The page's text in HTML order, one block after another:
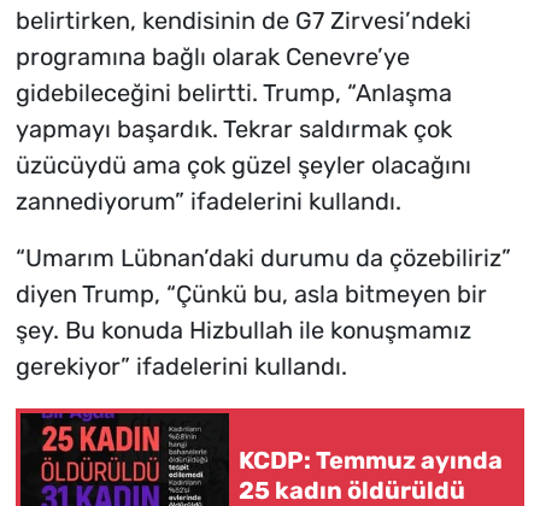
belirtirken, kendisinin de G7 Zirvesi’ndeki
programına bağlı olarak Cenevre’ye
gidebileceğini belirtti. Trump, “Anlaşma
yapmayı başardık. Tekrar saldırmak çok
üzücüydü ama çok güzel şeyler olacağını
zannediyorum” ifadelerini kullandı.
“Umarım Lübnan’daki durumu da çözebiliriz”
diyen Trump, “Çünkü bu, asla bitmeyen bir
şey. Bu konuda Hizbullah ile konuşmamız
gerekiyor” ifadelerini kullandı.
KCDP: Temmuz ayında
25 kadın öldürüldü